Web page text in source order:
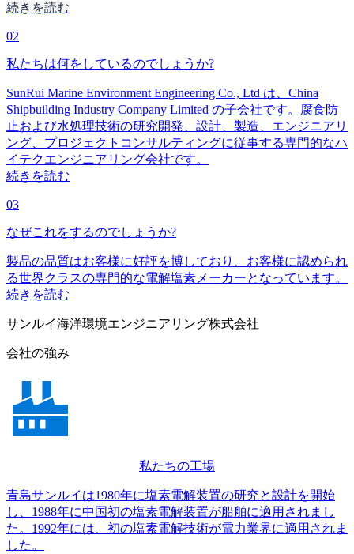
続きを読む
02
私たちは何をしているのでしょうか?
SunRui Marine Environment Engineering Co., Ltd は、China
Shipbuilding Industry Company Limited の子会社です。腐食防
止および水処理技術の研究開発、設計、製造、エンジニアリ
ング、プロジェクトコンサルティングに従事する専門的なハ
イテクエンジニアリング会社です。
続きを読む
03
なぜこれをするのでしょうか?
製品の品質はお客様に好評を博しており、お客様に認められ
る世界クラスの専門的な電解塩素メーカーとなっています。
続きを読む
サンルイ海洋環境エンジニアリング株式会社
会社の強み
私たちの工場
青島サンルイは1980年に塩素電解装置の研究と設計を開始
し、1988年に中国初の塩素電解装置が船舶に適用されまし
た。1992年には、初の塩素電解技術が電力業界に適用されま
した。